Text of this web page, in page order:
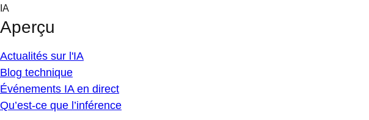
Skip
content
IA
Aperçu
Actualités sur l'IA
Blog technique
Événements IA en direct
Qu’est-ce que l’inférence